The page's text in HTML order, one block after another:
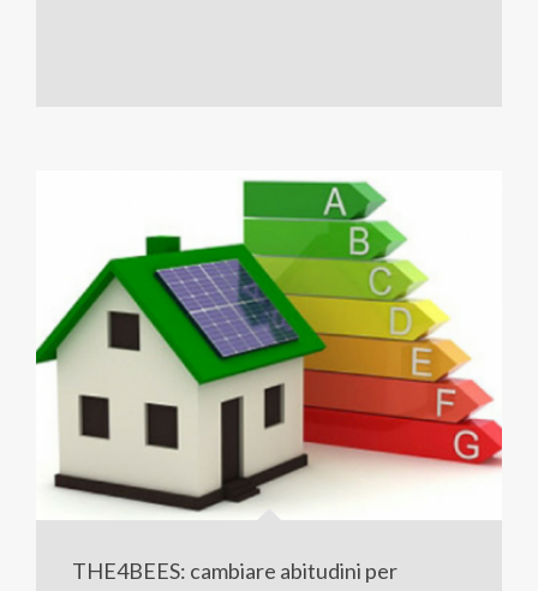
THE4BEES: cambiare abitudini per